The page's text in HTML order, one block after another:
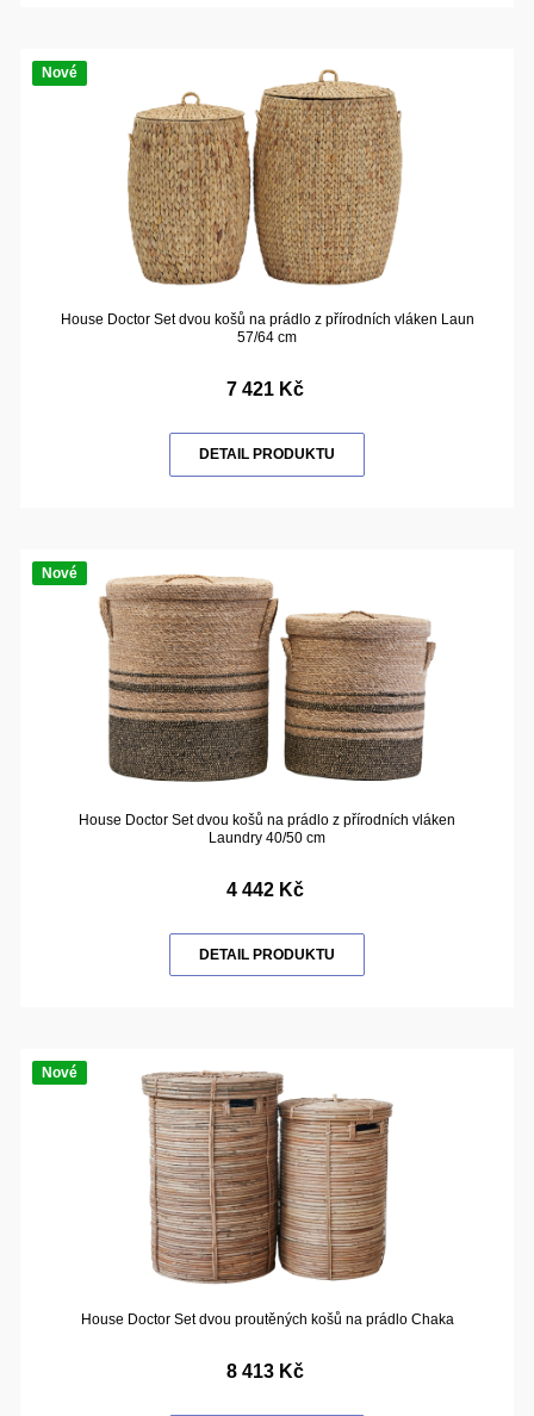
Nové
House Doctor Set dvou košů na prádlo z přírodních vláken Laun
57/64 cm
7 421 Kč
DETAIL PRODUKTU
Nové
House Doctor Set dvou košů na prádlo z přírodních vláken
Laundry 40/50 cm
4 442 Kč
DETAIL PRODUKTU
Nové
House Doctor Set dvou proutěných košů na prádlo Chaka
8 413 Kč